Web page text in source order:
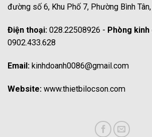
đường số 6, Khu Phố 7, Phường Bình
Điện thoại: 028.22508926 - Phòng kinh
0902.433.628
Email: kinhdoanh0086@gmail.com
Website: www.thietbilocson.com